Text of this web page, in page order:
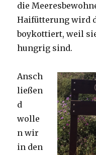
die
Haifütterung wird
boykottiert, weil
hungrig sind.
Ansch
ließen
d
wolle
n wir
in den